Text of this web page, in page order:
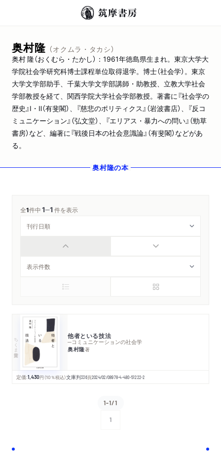
奥村隆 （オクムラ・タカシ）
奥村 隆（おくむら・たかし）：1961年徳島県生まれ。東京大学大
学院社会学研究科博士課程単位取得退学。博士（社会学）。東京
大学文学部助手、千葉大学文学部講師・助教授、立教大学社会
学部教授を経て、関西学院大学社会学部教授。著書に『社会学の
歴史』Ⅰ・Ⅱ（有斐閣）、『慈悲のポリティクス』（岩波書店）、『反コ
ミュニケーション』（弘文堂）、『エリアス・暴力への問い』（勁草
書房）など、編著に『戦後日本の社会意識論』（有斐閣）などがあ
る。
奥村隆の本
全1件中1─1件を表示
ちくま学芸文庫 他者といる技法
─コミュニケーションの社会学
奥村隆著
定価:1,430円 （10％税込）文庫判336頁2024/02/08978-4-480-51222-2
1-1/1
1